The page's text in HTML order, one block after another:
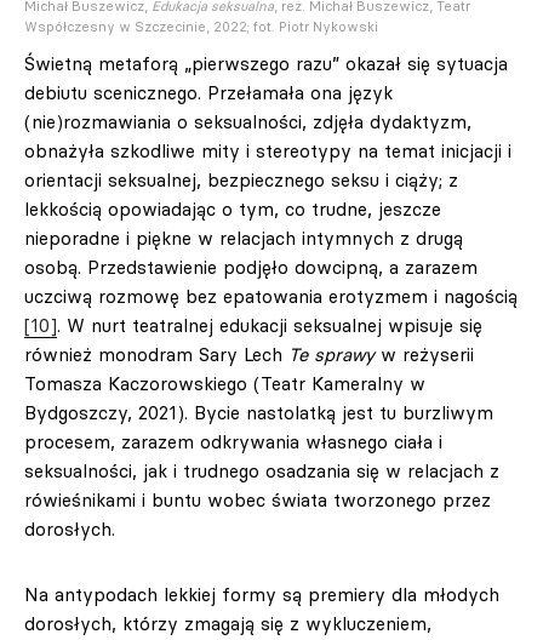
Michał Buszewicz, Edukacja seksualna, reż. Michał Buszewicz, Teatr
Współczesny w Szczecinie, 2022; fot. Piotr Nykowski
Świetną metaforą „pierwszego razu” okazał się sytuacja
debiutu scenicznego. Przełamała ona język
(nie)rozmawiania o seksualności, zdjęła dydaktyzm,
obnażyła szkodliwe mity i stereotypy na temat inicjacji i
orientacji seksualnej, bezpiecznego seksu i ciąży; z
lekkością opowiadając o tym, co trudne, jeszcze
nieporadne i piękne w relacjach intymnych z drugą
osobą. Przedstawienie podjęło dowcipną, a zarazem
uczciwą rozmowę bez epatowania erotyzmem i nagością
[10]. W nurt teatralnej edukacji seksualnej wpisuje się
również monodram Sary Lech Te sprawyw reżyserii
Tomasza Kaczorowskiego (Teatr Kameralny w
Bydgoszczy, 2021). Bycie nastolatką jest tu burzliwym
procesem, zarazem odkrywania własnego ciała i
seksualności, jak i trudnego osadzania się w relacjach z
rówieśnikami i buntu wobec świata tworzonego przez
dorosłych.
Na antypodach lekkiej formy są premiery dla młodych
dorosłych, którzy zmagają się z wykluczeniem,